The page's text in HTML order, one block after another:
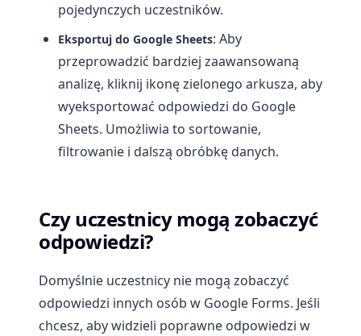
pojedynczych uczestników.
Eksportuj do Google Sheets: Aby
przeprowadzić bardziej zaawansowaną
analizę, kliknij ikonę zielonego arkusza, aby
wyeksportować odpowiedzi do Google
Sheets. Umożliwia to sortowanie,
filtrowanie i dalszą obróbkę danych.
Czy uczestnicy mogą zobaczyć
odpowiedzi?
Domyślnie uczestnicy nie mogą zobaczyć
odpowiedzi innych osób w Google Forms. Jeśli
chcesz, aby widzieli poprawne odpowiedzi w